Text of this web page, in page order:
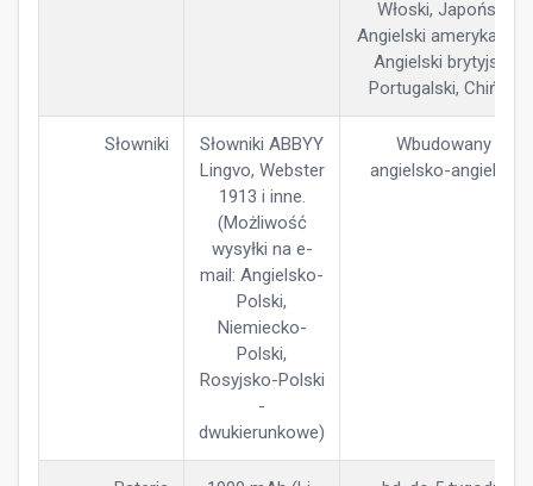
Włoski, Japoński,
Angielski amerykański,
Angielski brytyjski,
Portugalski, Chiński
Słowniki
Słowniki ABBYY
Lingvo, Webster
1913 i inne.
(Możliwość
wysyłki na e-
mail: Angielsko-
Polski,
Niemiecko-
Polski,
Rosyjsko-Polski
-
dwukierunkowe)
Wbudowany
angielsko-angielski